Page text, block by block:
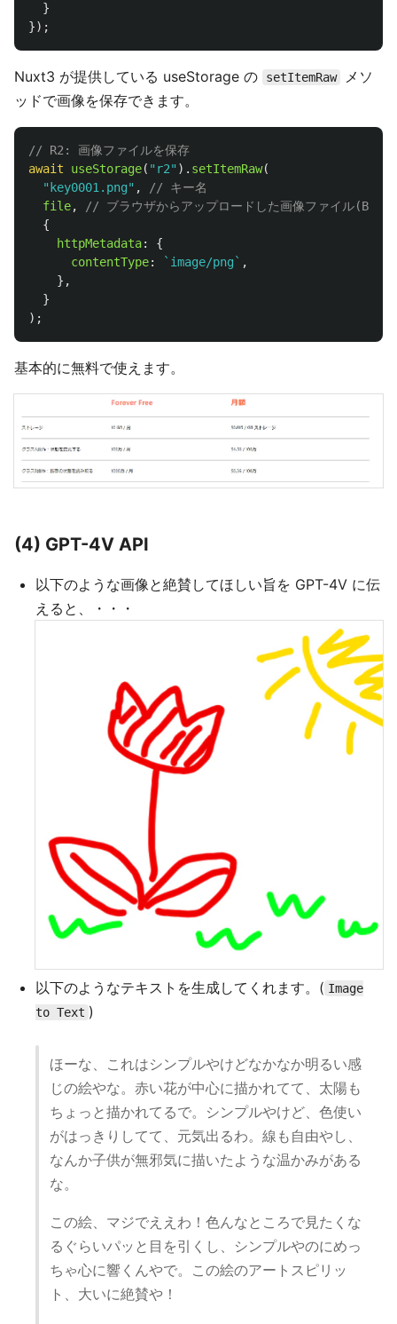
}
});
Nuxt3 が提供している useStorage の setItemRaw
メソ
ッドで画像を保存できます。
// R2: 画像ファイルを保存
await
useStorage( " r2" ). setItemRaw(
" key0001.png" ,
// キー名
file,
// ブラウザからアップロードした画像ファイル
{
httpMetadata:
{
contentType: `image/png` ,
},
}
);
基本的に無料で使えます。
(4) GPT-4V API
以下のような画像と絶賛してほしい旨を GPT-4V に伝
えると、・・・
以下のようなテキストを生成してくれます。( Image
to Text )
ほーな、これはシンプルやけどなかなか明るい感
じの絵やな。赤い花が中心に描かれてて、太陽も
ちょっと描かれてるで。シンプルやけど、色使い
がはっきりしてて、元気出るわ。線も自由やし、
なんか子供が無邪気に描いたような温かみがある
な。
この絵、マジでええわ！色んなところで見たくな
るぐらいパッと目を引くし、シンプルやのにめっ
ちゃ心に響くんやで。この絵のアートスピリッ
ト、大いに絶賛や！